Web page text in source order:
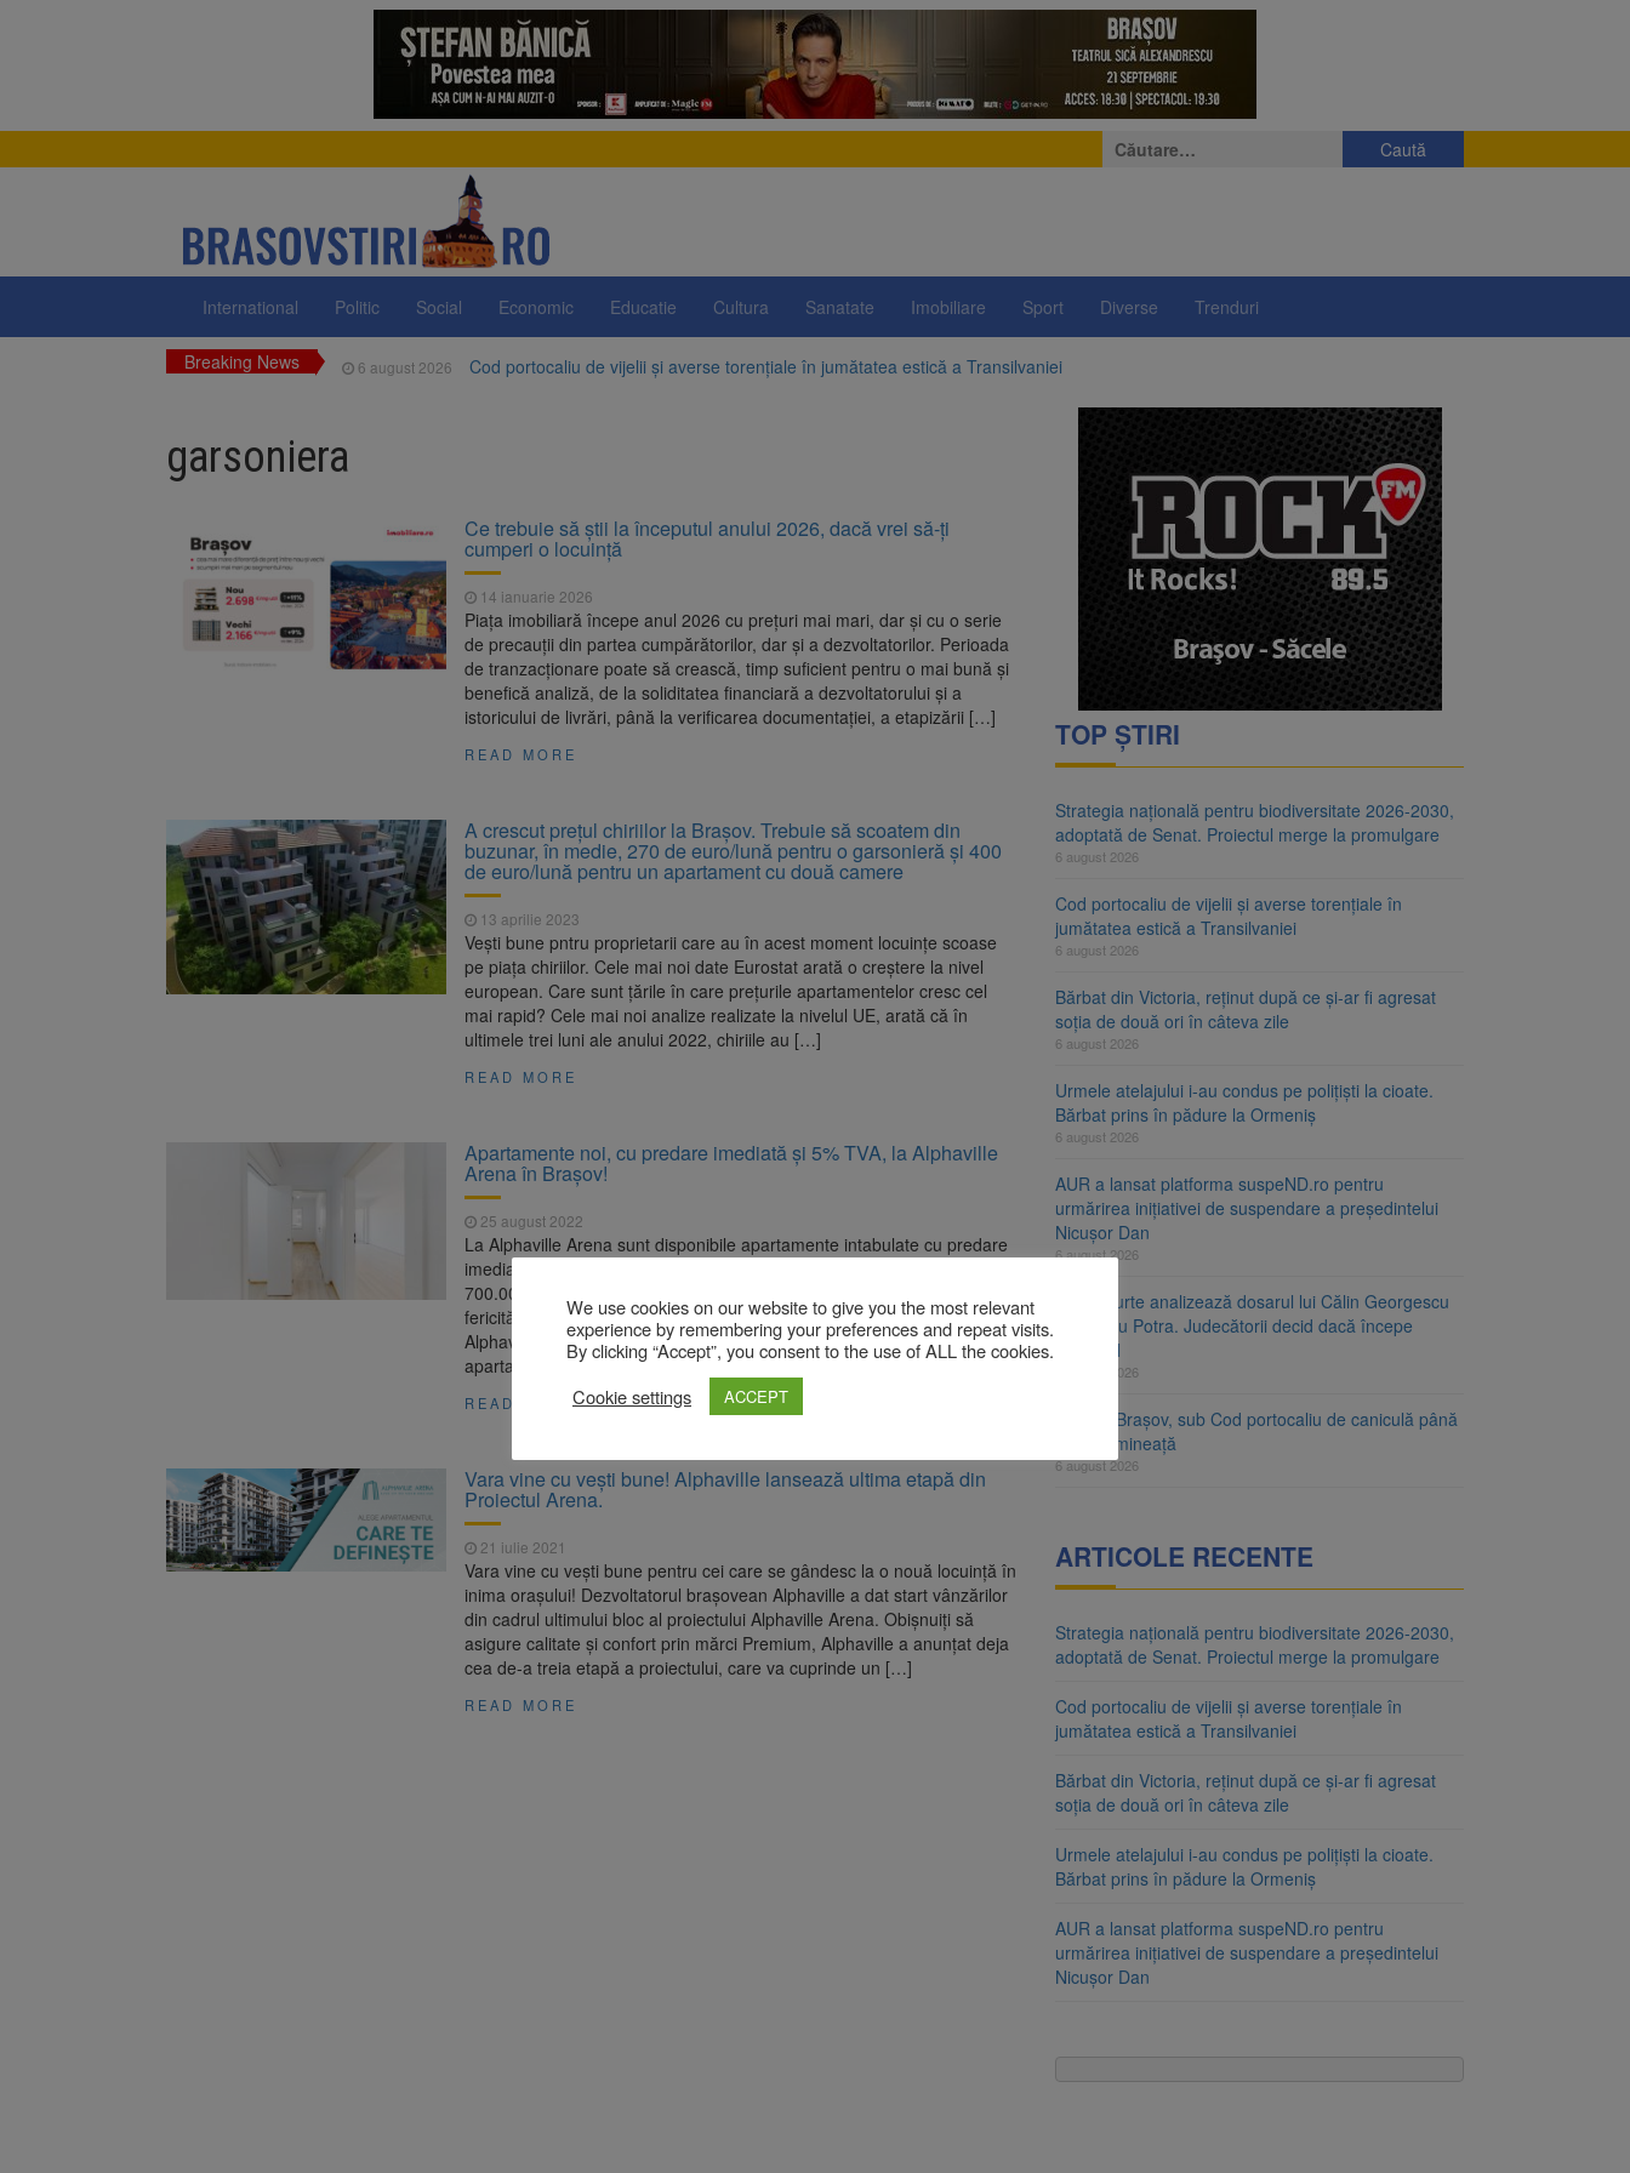
Caută
după:
International Politic Social Economic Educatie Cultura Sanatate Imobiliare Sport Diverse Trenduri
Breaking News 6 august 2026 Cod portocaliu de vijelii și averse torențiale în jumătatea estică a Transilvaniei
Bărbat din Victoria, reținut după ce și-ar fi agresat soția de două ori în câteva zile
AUR a lansat platforma suspeND.ro pentru urmărirea inițiativei de suspendare a președintelui Nicușor
6 august 2026
Înalta Curte analizează dosarul lui Călin Georgescu și Horațiu Potra. Judecătorii decid dacă începe
procesul
6 august 2026 Strategia națională pentru biodiversitate 2026-2030, adoptată de Senat. Proiectul merge la promulgare
garsoniera
Ce trebuie să știi la începutul anului 2026, dacă vrei să-ți
cumperi o locuință
14 ianuarie 2026
Piața imobiliară începe anul 2026 cu prețuri mai mari, dar și cu o serie
de precauții din partea cumpărătorilor, dar și a dezvoltatorilor. Perioada
de tranzacționare poate să crească, timp suficient pentru o mai bună și
benefică analiză, de la soliditatea financiară a dezvoltatorului și a
istoricului de livrări, până la verificarea documentației, a etapizării […]
READ MORE
A crescut prețul chiriilor la Brașov. Trebuie să scoatem din
buzunar, în medie, 270 de euro/lună pentru o garsonieră și 400
de euro/lună pentru un apartament cu două camere
13 aprilie 2023
Vești bune pntru proprietarii care au în acest moment locuințe scoase
pe piața chiriilor. Cele mai noi date Eurostat arată o creștere la nivel
european. Care sunt țările în care prețurile apartamentelor cresc cel
mai rapid? Cele mai noi analize realizate la nivelul UE, arată că în
ultimele trei luni ale anului 2022, chiriile au […]
READ MORE
Apartamente noi, cu predare imediată și 5% TVA, la Alphaville
Arena în Brașov!
25 august 2022
La Alphaville Arena sunt disponibile apartamente intabulate cu predare
imediată, în Brașov! Apartamentele se încadrează în plafonul de
700.000 lei și vor putea fi achiziționate cu 5% TVA. Luna iulie a fost una
fericită pentru cei care au ales o locuință nouă in Proiectul Rezidential
Alphaville Arena. Dezvoltatorul imobiliar a început predările
apartamentelor pentru Corpul […]
READ MORE
Vara vine cu vești bune! Alphaville lansează ultima etapă din
Proiectul Arena.
21 iulie 2021
Vara vine cu vești bune pentru cei care se gândesc la o nouă locuință în
inima orașului! Dezvoltatorul brașovean Alphaville a dat start vânzărilor
din cadrul ultimului bloc al proiectului Alphaville Arena. Obișnuiți să
asigure calitate și confort prin mărci Premium, Alphaville a anunțat deja
cea de-a treia etapă a proiectului, care va cuprinde un […]
READ MORE
TOP ȘTIRI
Strategia națională pentru biodiversitate 2026-2030,
adoptată de Senat. Proiectul merge la promulgare
6 august 2026
Cod portocaliu de vijelii și averse torențiale în
jumătatea estică a Transilvaniei
6 august 2026
Bărbat din Victoria, reținut după ce și-ar fi agresat
soția de două ori în câteva zile
6 august 2026
Urmele atelajului i-au condus pe polițiști la cioate.
Bărbat prins în pădure la Ormeniș
6 august 2026
AUR a lansat platforma suspeND.ro pentru
urmărirea inițiativei de suspendare a președintelui
Nicușor Dan
6 august 2026
Înalta Curte analizează dosarul lui Călin Georgescu
și Horațiu Potra. Judecătorii decid dacă începe
procesul
6 august 2026
Județul Brașov, sub Cod portocaliu de caniculă până
vineri dimineață
6 august 2026
ARTICOLE RECENTE
Strategia națională pentru biodiversitate 2026-2030,
adoptată de Senat. Proiectul merge la promulgare
Cod portocaliu de vijelii și averse torențiale în
jumătatea estică a Transilvaniei
Bărbat din Victoria, reținut după ce și-ar fi agresat
soția de două ori în câteva zile
Urmele atelajului i-au condus pe polițiști la cioate.
Bărbat prins în pădure la Ormeniș
AUR a lansat platforma suspeND.ro pentru
urmărirea inițiativei de suspendare a președintelui
Nicușor Dan
We use cookies on our website to give you the most relevant
experience by remembering your preferences and repeat visits.
By clicking “Accept”, you consent to the use of ALL the cookies.
Cookie settings
ACCEPT